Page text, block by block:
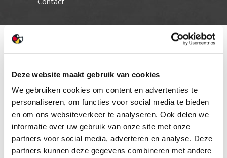
Deze website maakt gebruik van cookies
We gebruiken cookies om content en advertenties te
personaliseren, om functies voor social media te bieden
en om ons websiteverkeer te analyseren. Ook delen we
informatie over uw gebruik van onze site met onze
partners voor social media, adverteren en analyse. Deze
partners kunnen deze gegevens combineren met andere